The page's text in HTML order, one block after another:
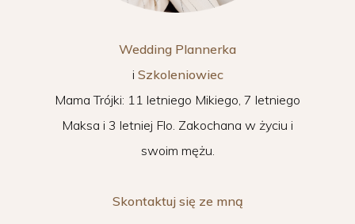
Wedding Plannerka
i Szkoleniowiec
Mama Trójki: 11 letniego Mikiego, 7 letniego
Maksa i 3 letniej Flo. Zakochana w życiu i
swoim mężu.
Skontaktuj się ze mną